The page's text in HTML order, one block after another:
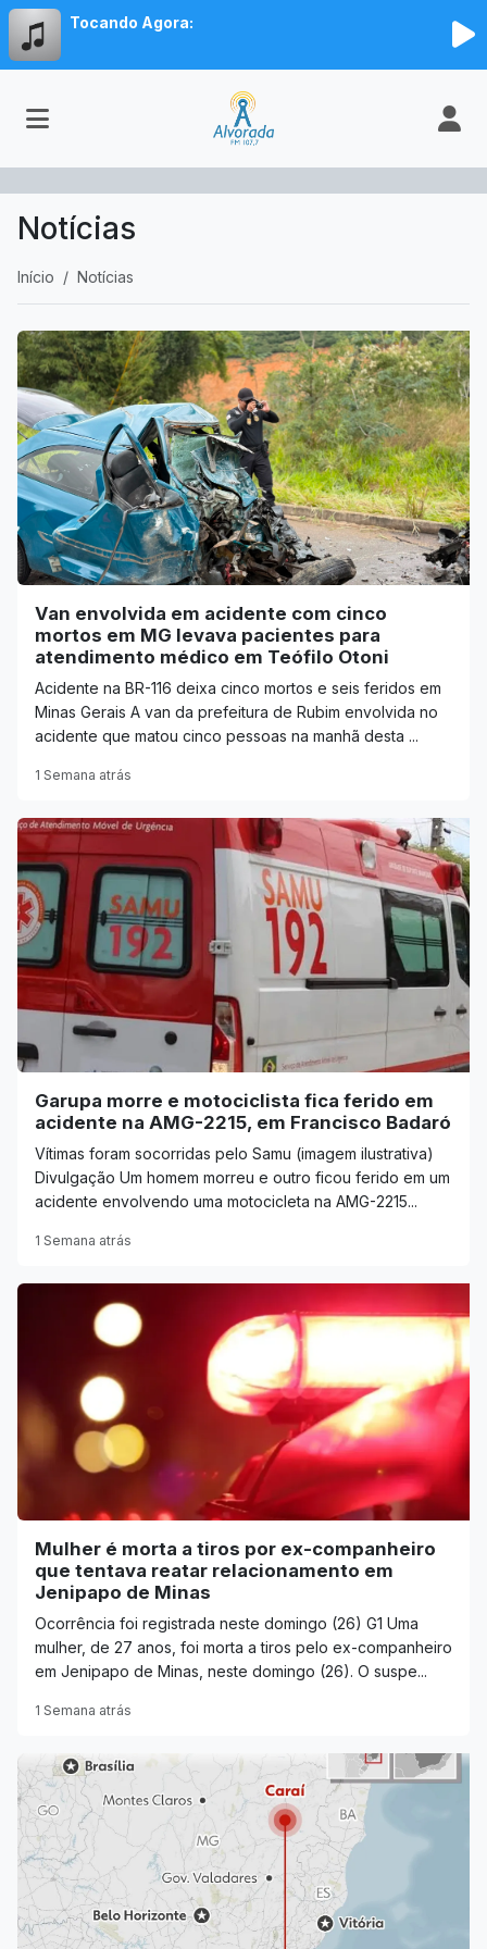
Tocando Agora:
Notícias
Início Notícias
Van envolvida em acidente com cinco
mortos em MG levava pacientes para
atendimento médico em Teófilo Otoni
Acidente na BR-116 deixa cinco mortos e seis feridos em
Minas Gerais A van da prefeitura de Rubim envolvida no
acidente que matou cinco pessoas na manhã desta ...
1 Semana atrás
Garupa morre e motociclista fica ferido em
acidente na AMG-2215, em Francisco Badaró
Vítimas foram socorridas pelo Samu (imagem ilustrativa)
Divulgação Um homem morreu e outro ficou ferido em um
acidente envolvendo uma motocicleta na AMG-2215...
1 Semana atrás
Mulher é morta a tiros por ex-companheiro
que tentava reatar relacionamento em
Jenipapo de Minas
Ocorrência foi registrada neste domingo (26) G1 Uma
mulher, de 27 anos, foi morta a tiros pelo ex-companheiro
em Jenipapo de Minas, neste domingo (26). O suspe...
1 Semana atrás